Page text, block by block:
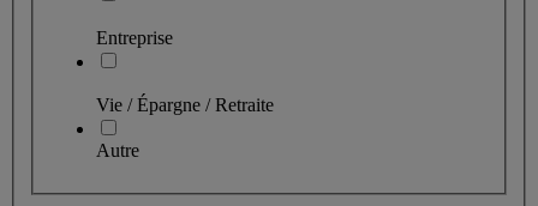
Entreprise
Vie / Épargne / Retraite
Autre